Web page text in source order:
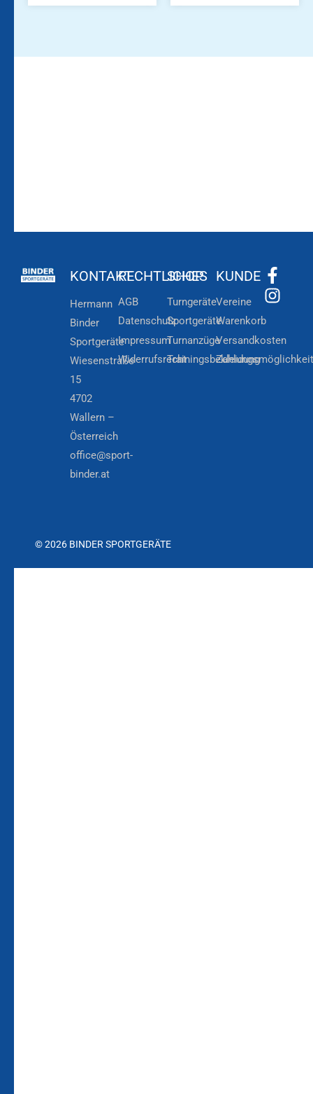
KONTAKT
Hermann
Binder
Sportgeräte
Wiesenstraße
15
4702
Wallern –
Österreich
office@sport-
binder.at
RECHTLICHES
AGB
Datenschutz
Impressum
Widerrufsrecht
SHOP
Turngeräte
Sportgeräte
Turnanzüge
Trainingsbekleidung
KUNDE
Vereine
Warenkorb
Versandkosten
© 2026 BINDER SPORTGERÄTE